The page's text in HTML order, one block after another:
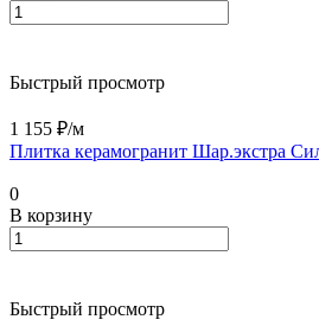
Быстрый просмотр
1 155 ₽/м
Плитка керамогранит Шар.экстра
0
В корзину
Быстрый просмотр